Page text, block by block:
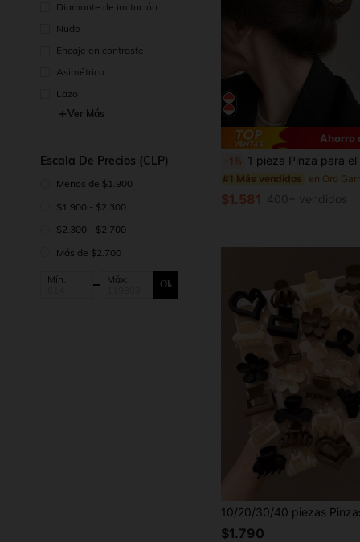
Diamante de imitación
Nudo
Encaje en contraste
Asimétrico
Lazo
Ver Más
Escala De Precios (CLP)
Menos de $1.900
$1.900 - $2.300
$2.300 - $2.700
Más de $2.700
Mín.: Máx: Ok
Ahorro
-1% 1 pieza Pinza para el cabello de mujer grande de aleación dorada, pinza de metal ondulada asimétrica hueca
#1 Más vendidos
$1.581 400+ vendidos
$1.790